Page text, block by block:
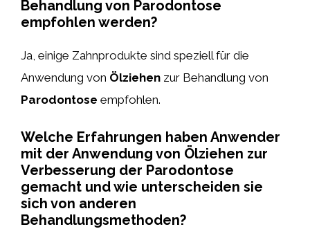
Behandlung von Parodontose
empfohlen werden?
Ja, einige Zahnprodukte sind speziell für die
Anwendung von Ölziehen zur Behandlung von
Parodontose empfohlen.
Welche Erfahrungen haben Anwender
mit der Anwendung von Ölziehen zur
Verbesserung der Parodontose
gemacht und wie unterscheiden sie
sich von anderen
Behandlungsmethoden?